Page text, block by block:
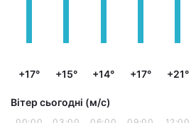
+17° +15° +14° +17° +21°
Вітер сьогодні (м/с)